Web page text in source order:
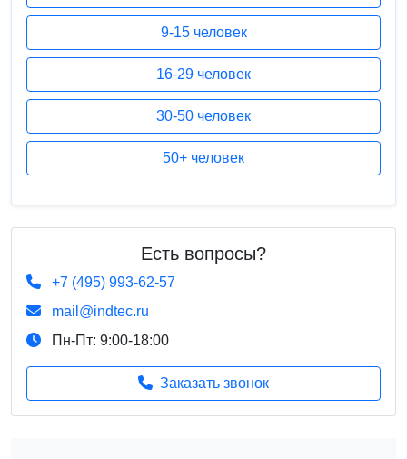
9-15 человек
16-29 человек
30-50 человек
50+ человек
Есть вопросы?
+7 (495) 993-62-57
mail@indtec.ru
Пн-Пт: 9:00-18:00
Заказать звонок